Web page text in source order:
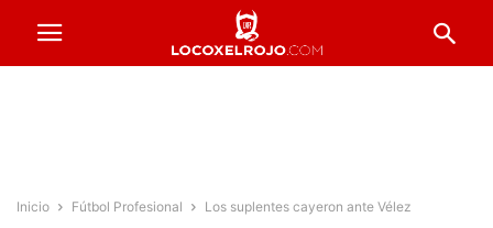
Inicio Fútbol Profesional Los suplentes cayeron ante Vélez